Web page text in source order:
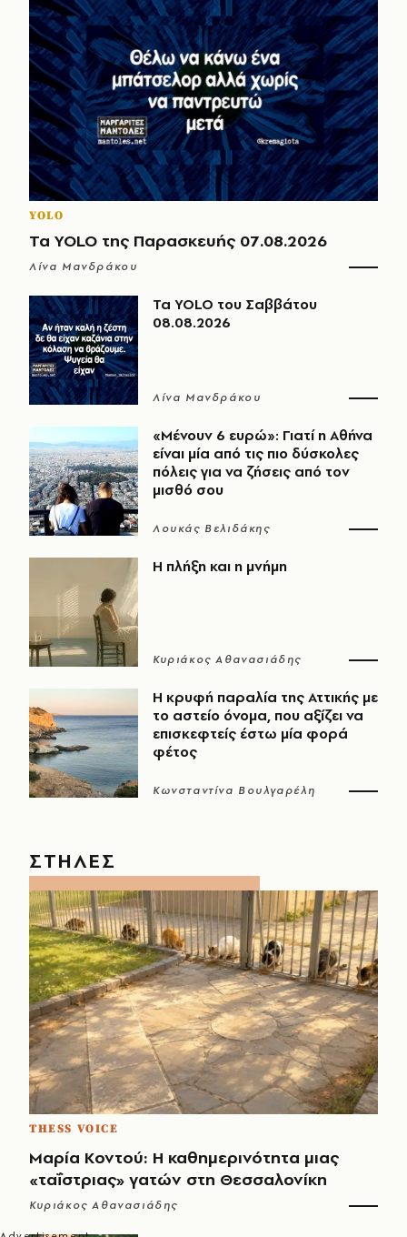
YOLO
Τα YOLO της Παρασκευής 07.08.2026
Λίνα Μανδράκου
Τα YOLO του Σαββάτου
08.08.2026
Λίνα Μανδράκου
«Μένουν 6 ευρώ»: Γιατί η Αθήνα
είναι μία από τις πιο δύσκολες
πόλεις για να ζήσεις από τον
μισθό σου
Λουκάς Βελιδάκης
Η πλήξη και η μνήμη
Κυριάκος Αθανασιάδης
Η κρυφή παραλία της Αττικής με
το αστείο όνομα, που αξίζει να
επισκεφτείς έστω μία φορά
φέτος
Κωνσταντίνα Βουλγαρέλη
ΣΤΗΛΕΣ
THESS VOICE
Μαρία Κοντού: Η καθημερινότητα μιας
«ταΐστριας» γατών στη Θεσσαλονίκη
Κυριάκος Αθανασιάδης